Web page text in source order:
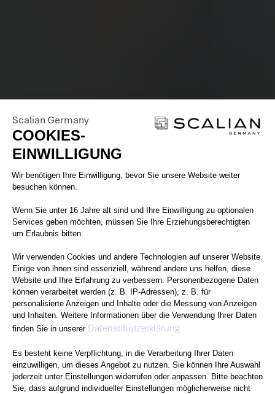
Scalian Germany
COOKIES-
EINWILLIGUNG
Einwilligungsmanagementplattform:
Wir benötigen Ihre Einwilligung, bevor Sie unsere Website weiter
besuchen können.
Wenn Sie unter 16 Jahre alt sind und Ihre Einwilligung zu optionalen
Services geben möchten, müssen Sie Ihre Erziehungsberechtigten
um Erlaubnis bitten.
Wir verwenden Cookies und andere Technologien auf unserer Website.
Einige von ihnen sind essenziell, während andere uns helfen, diese
Website und Ihre Erfahrung zu verbessern. Personenbezogene Daten
können verarbeitet werden (z. B. IP-Adressen), z. B. für
personalisierte Anzeigen und Inhalte oder die Messung von Anzeigen
und Inhalten. Weitere Informationen über die Verwendung Ihrer Daten
finden Sie in unserer Datenschutzerklärung
Es besteht keine Verpflichtung, in die Verarbeitung Ihrer Daten
einzuwilligen, um dieses Angebot zu nutzen. Sie können Ihre Auswahl
jederzeit unter Einstellungen widerrufen oder anpassen. Bitte beachten
Sie, dass aufgrund individueller Einstellungen möglicherweise nicht
Axeptio consent